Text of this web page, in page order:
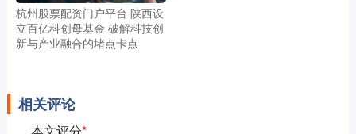
杭州股票配资门户平台 陕西设
立百亿科创母基金 破解科技创
新与产业融合的堵点卡点
相关评论